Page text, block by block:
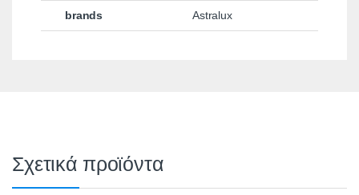
brands Astralux
Σχετικά προϊόντα